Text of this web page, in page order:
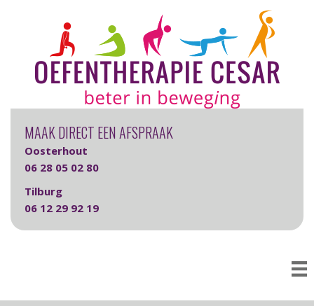
MAAK DIRECT EEN AFSPRAAK
Oosterhout
06 28 05 02 80
Tilburg
06 12 29 92 19